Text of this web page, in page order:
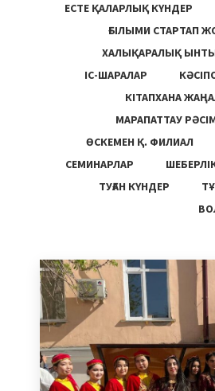
ЕСТЕ ҚАЛАРЛЫҚ КҮНДЕР
ҒЫЛЫМИ СТАРТАП
ХАЛЫҚАРАЛЫҚ
ІС-ШАРАЛАР
КІТАПХАНА
МАРАПАТТАУ
ӨСКЕМЕН Қ. ФИЛИАЛ
СЕМИНАРЛАР
ТУҒАН КҮНДЕР